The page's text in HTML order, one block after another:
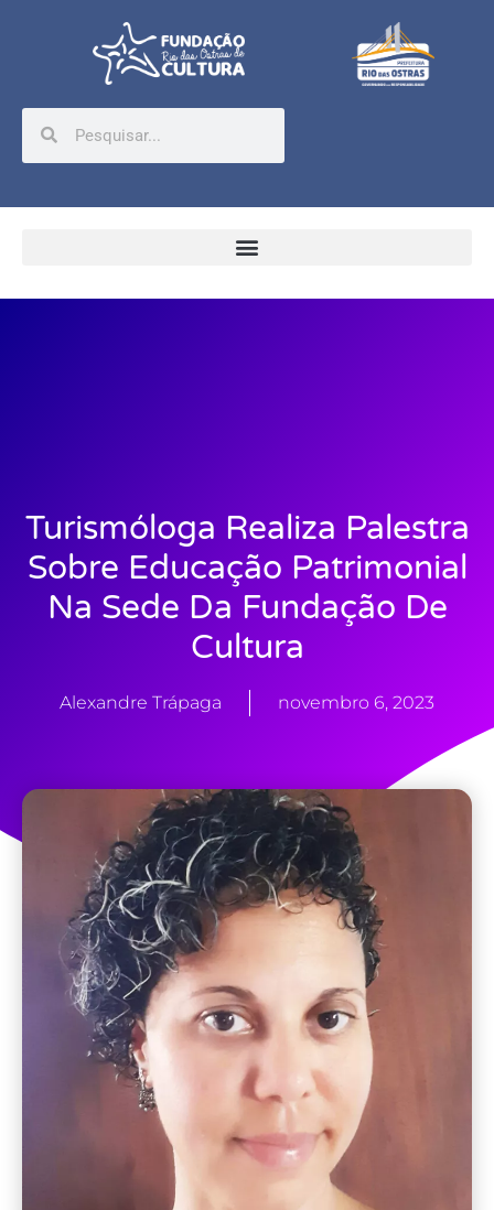
Turismóloga Realiza Palestra
Sobre Educação Patrimonial
Na Sede Da Fundação De
Cultura
Alexandre Trápaga novembro 6, 2023